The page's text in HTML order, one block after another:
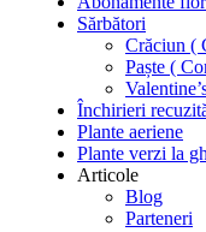
Sărbători
Crăciun (
Paște (
Închirieri
Plante aeriene
Plante verzi la
Articole
Blog
Parteneri